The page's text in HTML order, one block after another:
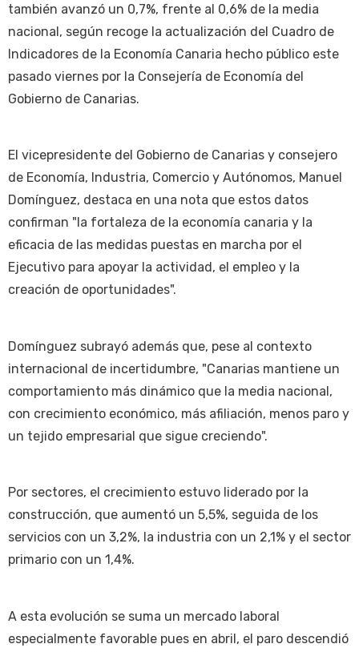
también avanzó un 0,7%, frente al 0,6% de la media
nacional, según recoge la actualización del Cuadro de
Indicadores de la Economía Canaria hecho público este
pasado viernes por la Consejería de Economía del
Gobierno de Canarias.
El vicepresidente del Gobierno de Canarias y consejero
de Economía, Industria, Comercio y Autónomos, Manuel
Domínguez, destaca en una nota que estos datos
confirman "la fortaleza de la economía canaria y la
eficacia de las medidas puestas en marcha por el
Ejecutivo para apoyar la actividad, el empleo y la
creación de oportunidades".
Domínguez subrayó además que, pese al contexto
internacional de incertidumbre, "Canarias mantiene un
comportamiento más dinámico que la media nacional,
con crecimiento económico, más afiliación, menos paro y
un tejido empresarial que sigue creciendo".
Por sectores, el crecimiento estuvo liderado por la
construcción, que aumentó un 5,5%, seguida de los
servicios con un 3,2%, la industria con un 2,1% y el sector
primario con un 1,4%.
A esta evolución se suma un mercado laboral
especialmente favorable pues en abril, el paro descendió